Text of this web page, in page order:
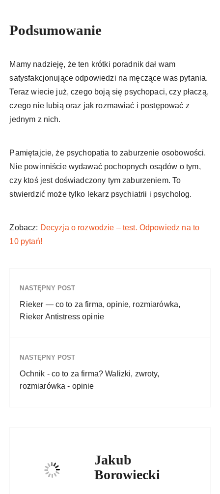
Podsumowanie
Mamy nadzieję, że ten krótki poradnik dał wam
satysfakcjonujące odpowiedzi na męczące was pytania.
Teraz wiecie już, czego boją się psychopaci, czy płaczą,
czego nie lubią oraz jak rozmawiać i postępować z
jednym z nich.
Pamiętajcie, że psychopatia to zaburzenie osobowości.
Nie powinniście wydawać pochopnych osądów o tym,
czy ktoś jest doświadczony tym zaburzeniem. To
stwierdzić może tylko lekarz psychiatrii i psycholog.
Zobacz: Decyzja o rozwodzie – test. Odpowiedz na to
10 pytań!
NASTĘPNY POST
Rieker — co to za firma, opinie, rozmiarówka,
Rieker Antistress opinie
NASTĘPNY POST
Ochnik - co to za firma? Walizki, zwroty,
rozmiarówka - opinie
Jakub
Borowiecki